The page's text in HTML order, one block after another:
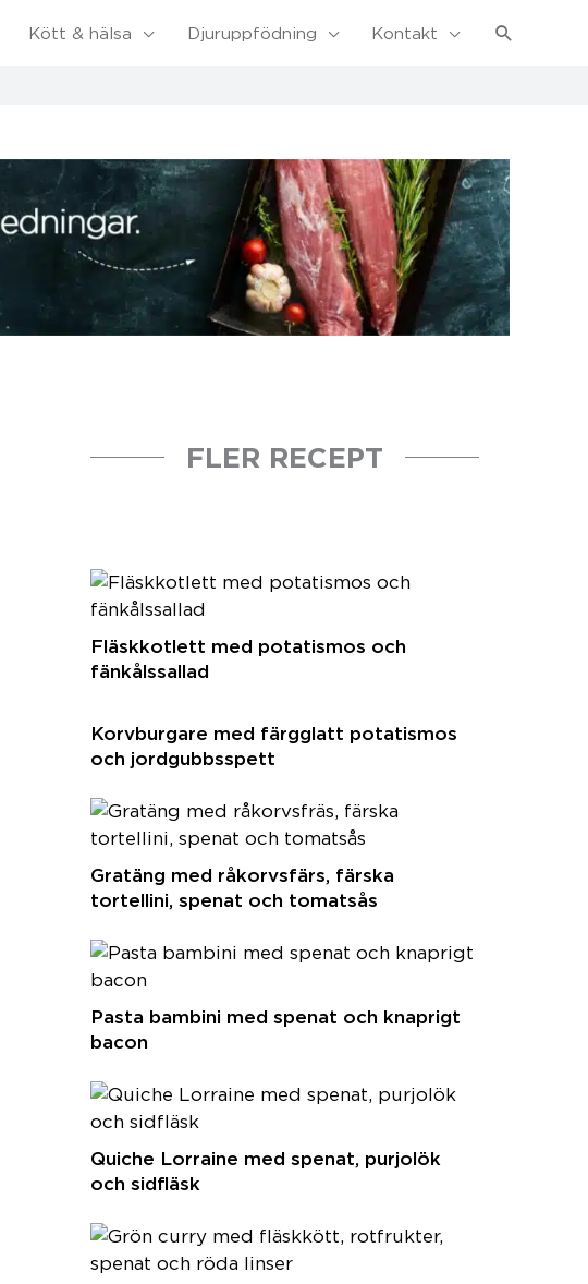
Kött & hälsa Djuruppfödning Kontakt Sök
FLER RECEPT
Fläskkotlett med potatismos och
fänkålssallad
Korvburgare med färgglatt potatismos
och jordgubbsspett
Gratäng med råkorvsfärs, färska
tortellini, spenat och tomatsås
Pasta bambini med spenat och knaprigt
bacon
Quiche Lorraine med spenat, purjolök
och sidfläsk